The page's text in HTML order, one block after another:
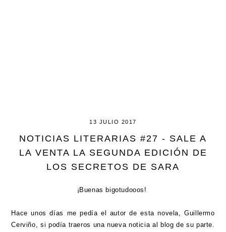
13 JULIO 2017
NOTICIAS LITERARIAS #27 - SALE A
LA VENTA LA SEGUNDA EDICIÓN DE
LOS SECRETOS DE SARA
¡Buenas bigotudooos!
Hace unos días me pedía el autor de esta novela, Guillermo
Cerviño, si podía traeros una nueva noticia al blog de su parte.